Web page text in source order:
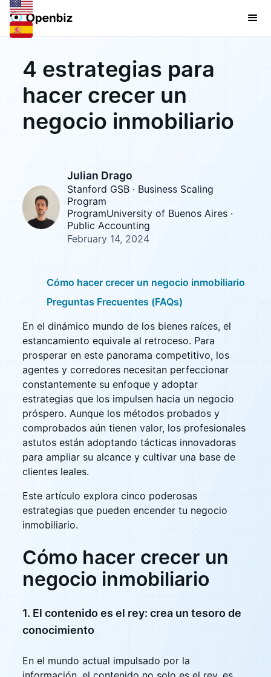
4 estrategias para
hacer crecer un
negocio inmobiliario
Julian Drago
Stanford GSB · Business Scaling
Program
ProgramUniversity of Buenos Aires ·
Public Accounting
February 14, 2024
Cómo hacer crecer un negocio inmobiliario
Preguntas Frecuentes (FAQs)
En el dinámico mundo de los bienes raíces, el
estancamiento equivale al retroceso. Para
prosperar en este panorama competitivo, los
agentes y corredores necesitan perfeccionar
constantemente su enfoque y adoptar
estrategias que los impulsen hacia un negocio
próspero. Aunque los métodos probados y
comprobados aún tienen valor, los profesionales
astutos están adoptando tácticas innovadoras
para ampliar su alcance y cultivar una base de
clientes leales.
Este artículo explora cinco poderosas
estrategias que pueden encender tu negocio
inmobiliario.
Cómo hacer crecer un
negocio inmobiliario
1. El contenido es el rey: crea un tesoro de
conocimiento
En el mundo actual impulsado por la